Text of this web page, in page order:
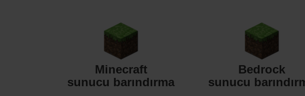
Minecraft
sunucu barındırma
Bedrock
sunucu